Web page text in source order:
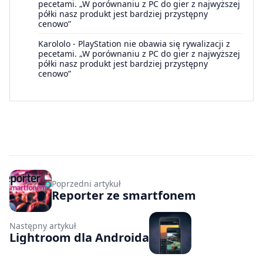
pecetami. „W porównaniu z PC do gier z najwyższej
półki nasz produkt jest bardziej przystępny
cenowo”
Karololo - PlayStation nie obawia się rywalizacji z
pecetami. „W porównaniu z PC do gier z najwyższej
półki nasz produkt jest bardziej przystępny
cenowo”
Poprzedni artykuł
Reporter ze smartfonem
Następny artykuł
Lightroom dla Androida